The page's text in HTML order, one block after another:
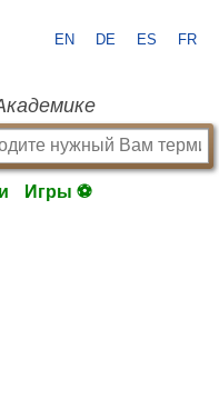
EN DE ES FR
Игры ⚽